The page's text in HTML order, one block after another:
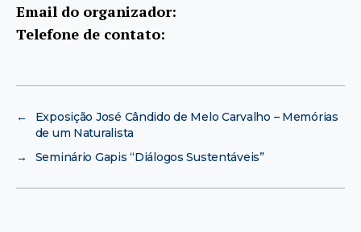
Email do organizador:
Telefone de contato:
←
Exposição José Cândido de Melo Carvalho – Memórias
de um Naturalista
→
Seminário Gapis “Diálogos Sustentáveis”